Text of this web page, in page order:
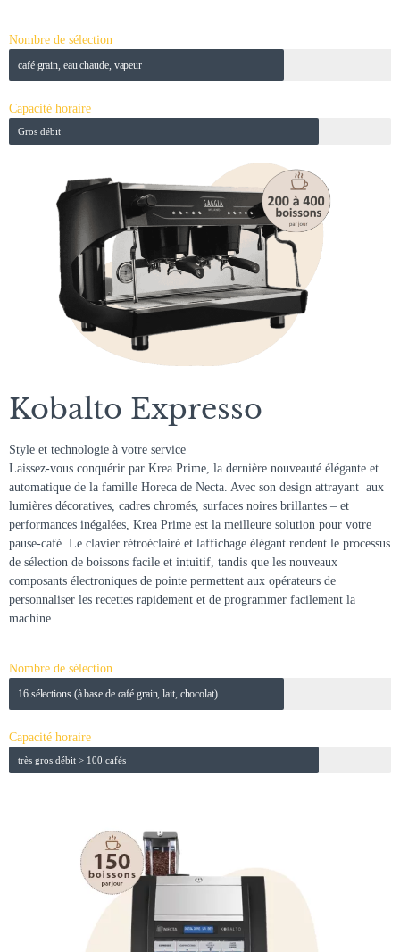
Nombre de sélection
café grain, eau chaude, vapeur
Capacité horaire
Gros débit
Kobalto Expresso
Style et technologie à votre service
Laissez-vous conquérir par Krea Prime, la dernière nouveauté élégante et
automatique de la famille Horeca de Necta. Avec son design attrayant  aux
lumières décoratives, cadres chromés, surfaces noires brillantes – et
performances inégalées, Krea Prime est la meilleure solution pour votre
pause-café. Le clavier rétroéclairé et laffichage élégant rendent le processus
de sélection de boissons facile et intuitif, tandis que les nouveaux
composants électroniques de pointe permettent aux opérateurs de
personnaliser les recettes rapidement et de programmer facilement la
machine.
Nombre de sélection
16 sélections (à base de café grain, lait, chocolat)
Capacité horaire
très gros débit > 100 cafés